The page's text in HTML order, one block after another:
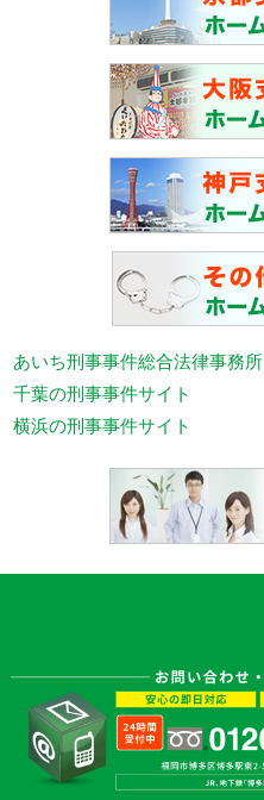
あいち刑事事件総合法律事務所
千葉の刑事事件サイト
横浜の刑事事件サイト